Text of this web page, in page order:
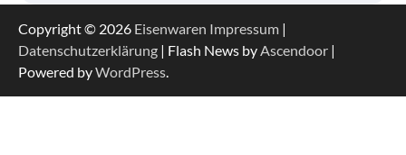
Copyright © 2026 Eisenwaren Impressum |
Datenschutzerklärung | Flash News byAscendoor |
Powered byWordPress.